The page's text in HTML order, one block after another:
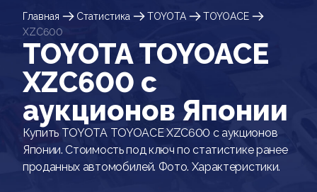
Главная Статистика TOYOTA
TOYOACE
XZC600
TOYOTA TOYOACE
XZC600 c
аукционов Японии
Купить TOYOTA TOYOACE XZC600 с аукционов
Японии. Стоимость под ключ по статистике ранее
проданных автомобилей. Фото. Характеристики.